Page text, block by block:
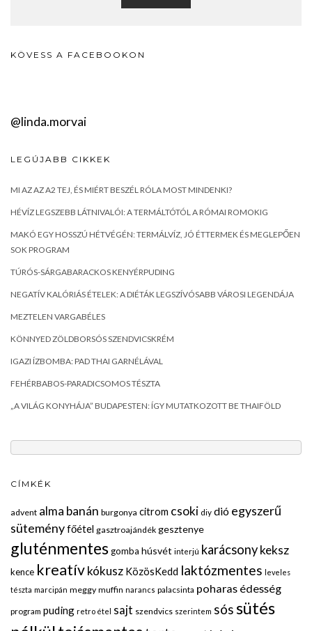
KÖVESS A FACEBOOKON
@linda.morvai
LEGÚJABB CIKKEK
MI AZ AZ A2 TEJ, ÉS MIÉRT BESZÉL RÓLA MOST MINDENKI?
HÉVÍZ LEGSZEBB LÁTNIVALÓI: A TERMÁLTÓTÓL A RÓMAI ROMOKIG
MAKÓ EGY HOSSZÚ HÉTVÉGÉN: TERMÁLVÍZ, JÓ ÉTTERMEK ÉS MEGLEPŐEN
SOK PROGRAM
TÚRÓS-SÁRGABARACKOS KENYÉRPUDING
NEGATÍV KALÓRIÁS ÉTELEK: A DIÉTÁK LEGSZÍVÓSABB VÁROSI LEGENDÁJA
MEZTELEN VARGABÉLES
KÖNNYED ZÖLDBORSÓS SZENDVICSKRÉM
IGAZI ÍZBOMBA: PAD THAI GARNÉLÁVAL
FEHÉRBABOS-PARADICSOMOS TÉSZTA
„A VILÁG KONYHÁJA” BUDAPESTEN: ÍGY MUTATKOZOTT BE THAIFÖLD
CÍMKÉK
advent alma banán burgonya citrom csoki diy dió egyszerű
süteményfőétel gasztroajándék gesztenye
gluténmentes gomba húsvét interjú karácsonykeksz
kence kreatívkókusz KözösKedd laktózmentes leveles
tészta marcipán meggy muffin narancs palacsinta poharas édesség
program puding retro étel sajt szendvics szerintem sóssütés